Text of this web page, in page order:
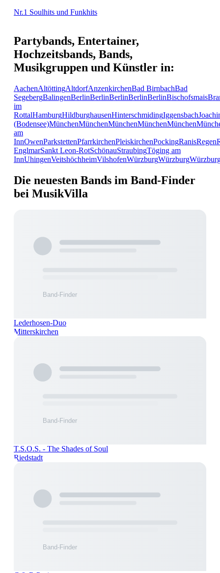
Nr.1 Soulhits und Funkhits
Partybands, Entertainer,
Hochzeitsbands, Bands,
Musikgruppen und Künstler in:
AachenAltöttingAltdorfAnzenkirchenBad BirnbachBad
SegebergBalingenBerlinBerlinBerlinBerlinBerlinBischofsmais
im
RottalHamburgHildburghausenHinterschmidingIggensbach
(Bodensee)MünchenMünchenMünchenMünchenMünchen
am
InnOwenParkstettenPfarrkirchenPleiskirchenPockingRanisRegen
EnglmarSankt Leon-RotSchönauStraubingTöging am
InnUhingenVeitshöchheimVilshofenWürzburgWürzburg
Die neuesten Bands im Band-Finder
bei MusikVilla
Lederhosen-Duo
Mitterskirchen
T.S.O.S. - The Shades of Soul
Riedstadt